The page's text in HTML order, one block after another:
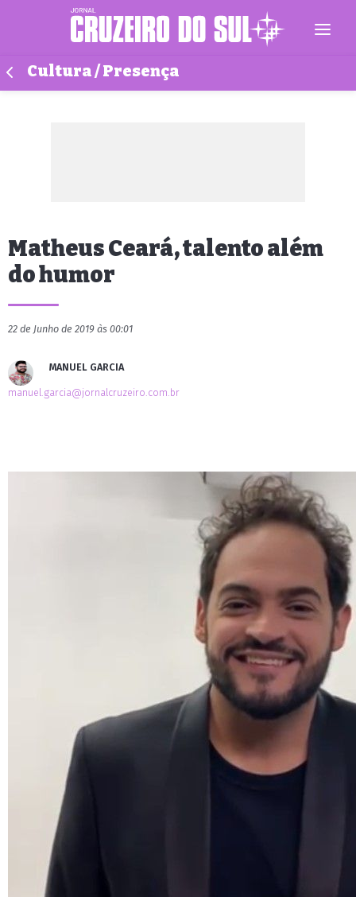
Cultura / Presença
Matheus Ceará, talento além
do humor
22 de Junho de 2019 às 00:01
MANUEL GARCIA
manuel.garcia@jornalcruzeiro.com.br